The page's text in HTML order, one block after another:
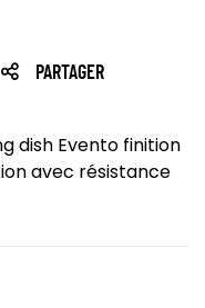
PARTAGER
dish Evento finition
avec résistance